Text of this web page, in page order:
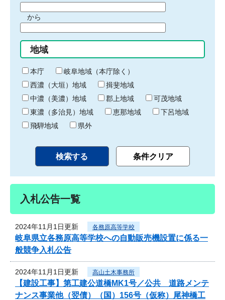
間
始
り
から
間
終
わ
り
地域
本庁
岐阜地域（本庁除く）
西濃（大垣）地域
揖斐地域
中濃（美濃）地域
郡上地域
可茂地域
東濃（多治見）地域
恵那地域
下呂地域
飛騨地域
県外
入札公告一覧
2024年11月1日更新 各務原高等学校
岐阜県立各務原高等学校への自動販売機設置に係る一
般競争入札公告
2024年11月1日更新 高山土木事務所
【建設工事】第工建公道橋MK1号／公共 道路メンテ
ナンス事業他（翌債）（国）156号（仮称）尾神橋工